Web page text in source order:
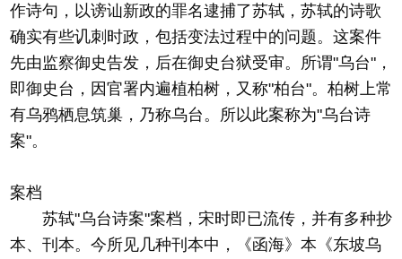
作诗句，以谤讪新政的罪名逮捕了苏轼，苏轼的诗歌
确实有些讥刺时政，包括变法过程中的问题。这案件
先由监察御史告发，后在御史台狱受审。所谓"乌台"，
即御史台，因官署内遍植柏树，又称"柏台"。柏树上常
有乌鸦栖息筑巢，乃称乌台。所以此案称为"乌台诗
案"。
案档
苏轼"乌台诗案"案档，宋时即已流传，并有多种抄
本、刊本。今所见几种刊本中，《函海》本《东坡乌